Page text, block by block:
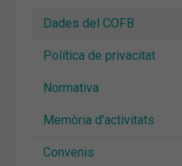
Dades del COFB
Política de privacitat
Normativa
Memòria d’activitats
Convenis